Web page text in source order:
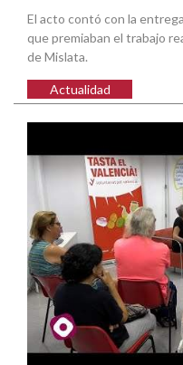
El acto contó con la
que premiaban el trabajo
de Mislata.
Actualidad